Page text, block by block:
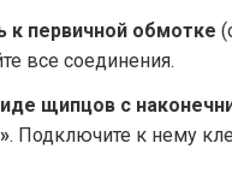
к первичной обмотке
все соединения.
щипцов с
. Подключите к нему